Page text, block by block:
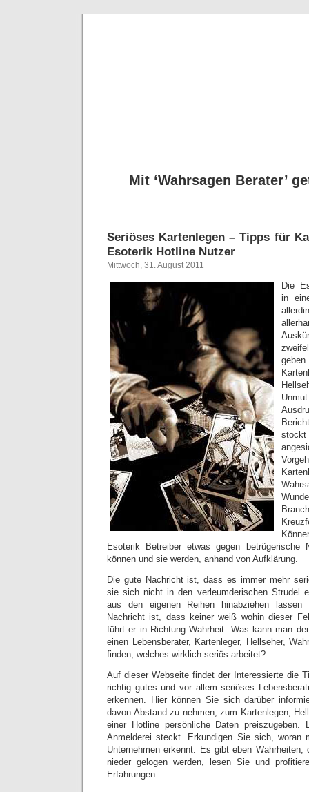
Mit ‘Wahrsagen Berater’
Seriöses Kartenlegen – Tipps für
Esoterik Hotline Nutzer
Mittwoch, 31. August 2011
Die
in
geben
Esoterik Betreiber etwas gegen betrügerische
können und sie werden, anhand von Aufklärung.
Die gute Nachricht ist, dass es immer mehr
sie sich nicht in den verleumderischen Strudel
aus den eigenen Reihen hinabziehen
Nachricht ist, dass keiner weiß wohin dieser
führt er in Richtung Wahrheit. Was kann man
einen Lebensberater, Kartenleger, Hellseher,
finden, welches wirklich seriös arbeitet?
Auf dieser Webseite findet der Interessierte die
richtig gutes und vor allem seriöses
erkennen. Hier können Sie sich darüber
davon Abstand zu nehmen, zum Kartenlegen,
einer Hotline persönliche Daten
Anmelderei steckt. Erkundigen Sie sich, woran
Unternehmen erkennt. Es gibt eben
nieder gelogen werden, lesen Sie und
Erfahrungen.